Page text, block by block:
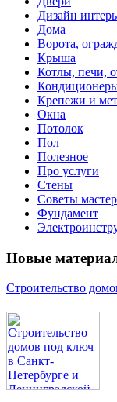
Дизайн
Дома
Ворота,
Крыша
Котлы, печи,
Крепежи и
Окна
Потолок
Пол
Полезное
Про услуги
Стены
Советы
Фундамент
Новые
Строительство